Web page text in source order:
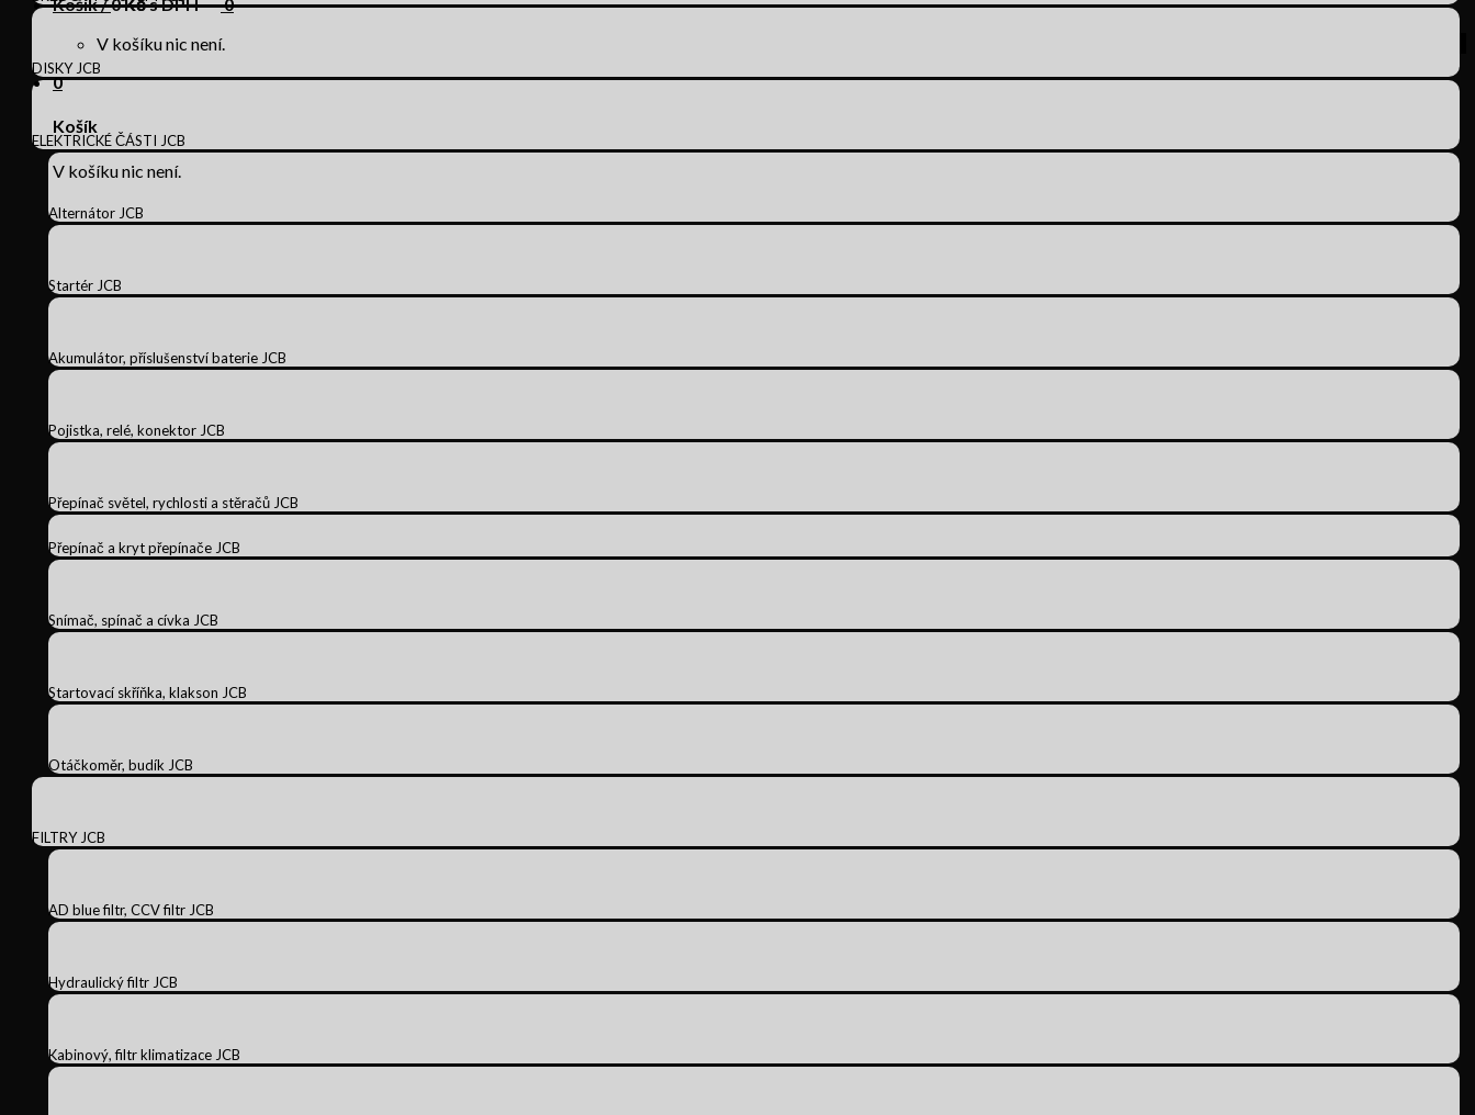
V košíku nic není.
0
Košík
V košíku nic není.
DISKY JCB
ELEKTRICKÉ ČÁSTI JCB
Alternátor JCB
Startér JCB
Akumulátor, příslušenství baterie JCB
Pojistka, relé, konektor JCB
Přepínač světel, rychlosti a stěračů JCB
Přepínač a kryt přepínače JCB
Snímač, spínač a cívka JCB
Startovací skříňka, klakson JCB
Otáčkoměr, budík JCB
FILTRY JCB
AD blue filtr, CCV filtr JCB
Hydraulický filtr JCB
Kabinový, filtr klimatizace JCB